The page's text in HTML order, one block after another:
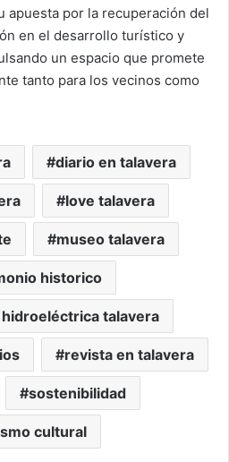
apuesta por la recuperación del
en el desarrollo turístico y
un espacio que promete
tanto para los vecinos como
diario en talavera
love talavera
museo talavera
historico
talavera
revista en talavera
sostenibilidad
cultural